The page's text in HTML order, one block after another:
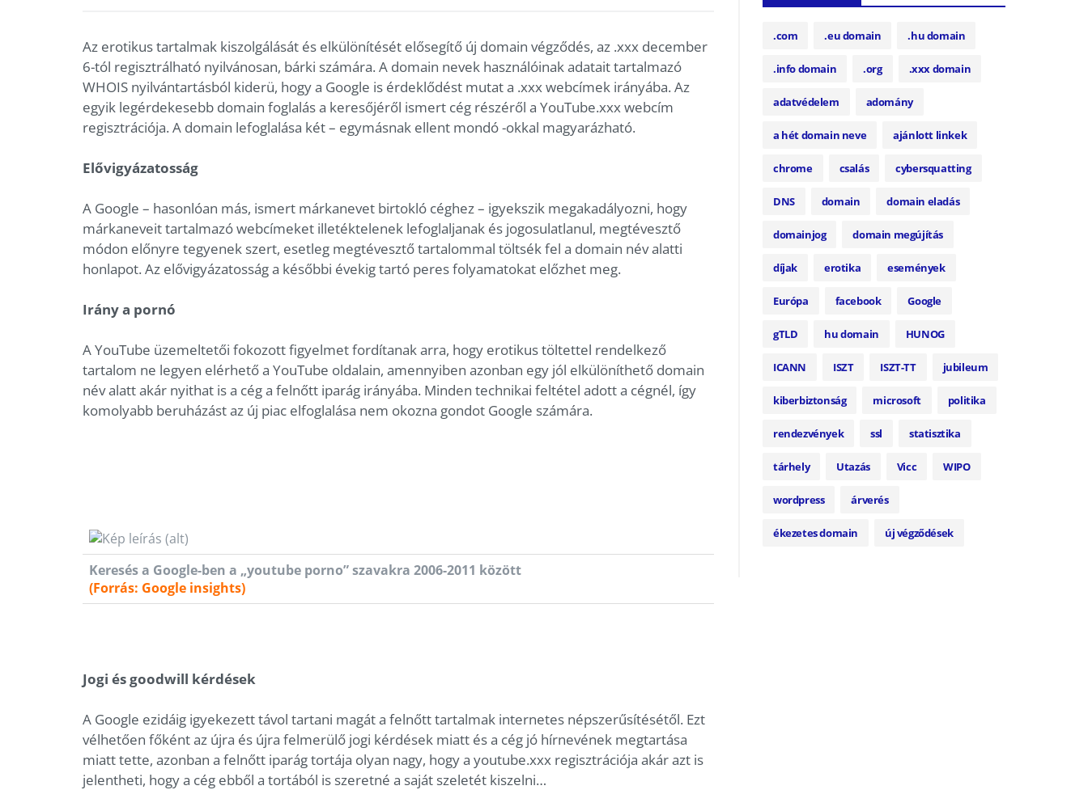
Az erotikus tartalmak kiszolgálását és elkülönítését elősegítő új domain végződés, az .xxx december
6-tól regisztrálható nyilvánosan, bárki számára. A domain nevek használóinak adatait tartalmazó
WHOIS nyilvántartásból kiderü, hogy a Google is érdeklődést mutat a .xxx webcímek irányába. Az
egyik legérdekesebb domain foglalás a keresőjéről ismert cég részéről a YouTube.xxx webcím
regisztrációja. A domain lefoglalása két – egymásnak ellent mondó -okkal magyarázható.
Elővigyázatosság
A Google – hasonlóan más, ismert márkanevet birtokló céghez – igyekszik megakadályozni, hogy
márkaneveit tartalmazó webcímeket illetéktelenek lefoglaljanak és jogosulatlanul, megtévesztő
módon előnyre tegyenek szert, esetleg megtévesztő tartalommal töltsék fel a domain név alatti
honlapot. Az elővigyázatosság a későbbi évekig tartó peres folyamatokat előzhet meg.
Irány a pornó
A YouTube üzemeltetői fokozott figyelmet fordítanak arra, hogy erotikus töltettel rendelkező
tartalom ne legyen elérhető a YouTube oldalain, amennyiben azonban egy jól elkülöníthető domain
név alatt akár nyithat is a cég a felnőtt iparág irányába. Minden technikai feltétel adott a cégnél, így
komolyabb beruházást az új piac elfoglalása nem okozna gondot Google számára.
Keresés a Google-ben a „youtube porno” szavakra 2006-2011 között
(Forrás: Google insights)
Jogi és goodwill kérdések
A Google ezidáig igyekezett távol tartani magát a felnőtt tartalmak internetes népszerűsítésétől. Ezt
vélhetően főként az újra és újra felmerülő jogi kérdések miatt és a cég jó hírnevének megtartása
miatt tette, azonban a felnőtt iparág tortája olyan nagy, hogy a youtube.xxx regisztrációja akár azt is
jelentheti, hogy a cég ebből a tortából is szeretné a saját szeletét kiszelni…
.com .eu domain .hu domain
.info domain .org .xxx domain
adatvédelem adomány
a hét domain neve ajánlott linkek
chrome csalás cybersquatting
DNS domain domain eladás
domainjog domain megújítás
díjak erotika események
Európa facebook Google
gTLD hu domain HUNOG
ICANN ISZT ISZT-TT jubileum
kiberbiztonság microsoft politika
rendezvények ssl statisztika
tárhely Utazás Vicc WIPO
wordpress árverés
ékezetes domain új végződések